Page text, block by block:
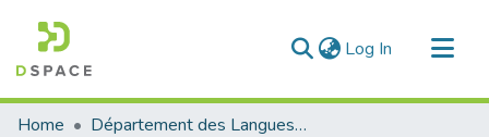
Log In (current)
Communities & Collections
Home
Département des Langues étrangères